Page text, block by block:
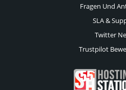
Fragen Und
SLA &
Twitter
Trustpilot